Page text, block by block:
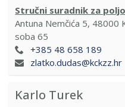
Stručni suradnik za
Antuna Nemčića 5, 48000
soba 65
+385 48 658 189
zlatko.dudas@kckzz.hr
Karlo Turek